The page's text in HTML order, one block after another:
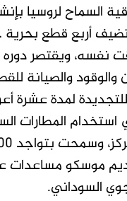
السماح لروسيا
أربع قطع بحرية
نفسه، ويقتصر
والصيانة
للتجديدة لمدة عشرة
المطارات
موسكو مساعدات
السوداني.